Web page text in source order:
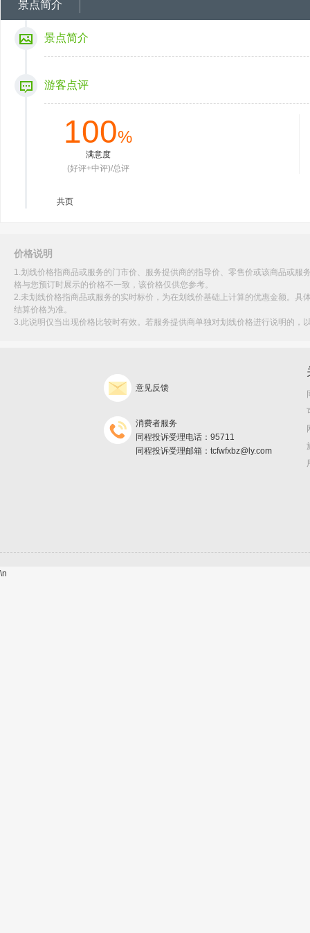
景点简介
景点简介
游客点评
100%
满意度
(好评+中评)/总评
共页
价格说明
1.划线价格指商品或服务的门市价、服务提供商的指导价、零售价或该商品或
格与您预订时展示的价格不一致，该价格仅供您参考。
2.未划线价格指商品或服务的实时标价，为在划线价基础上计算的优惠金额。
结算价格为准。
3.此说明仅当出现价格比较时有效。若服务提供商单独对划线价格进行说明的
意见反馈
消费者服务
同程投诉受理电话：95711
同程投诉受理邮箱：tcfwfxbz@ly.com
\n